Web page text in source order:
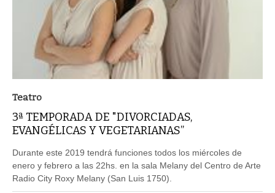
Teatro
3ª TEMPORADA DE "DIVORCIADAS,
EVANGÉLICAS Y VEGETARIANAS”
Durante este 2019 tendrá funciones todos los miércoles de
enero y febrero a las 22hs. en la sala Melany del Centro de Arte
Radio City Roxy Melany (San Luis 1750).